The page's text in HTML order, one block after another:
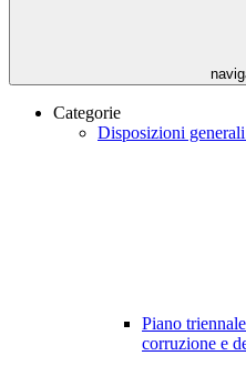
Categorie
Disposizioni generali
Piano
corruzione e